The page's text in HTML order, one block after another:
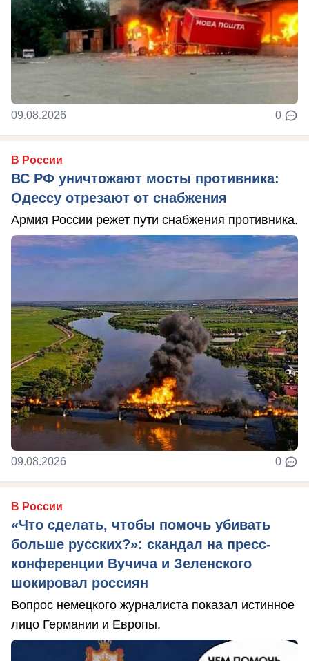
09.08.2026 0
В России
ВС РФ уничтожают мосты противника:
Одессу отрезают от снабжения
Армия России режет пути снабжения противника.
09.08.2026 0
В России
«Что сделать, чтобы помочь убивать
больше русских?»: скандал на пресс-
конференции Вучича и Зеленского
шокировал россиян
Вопрос немецкого журналиста показал истинное
лицо Германии и Европы.